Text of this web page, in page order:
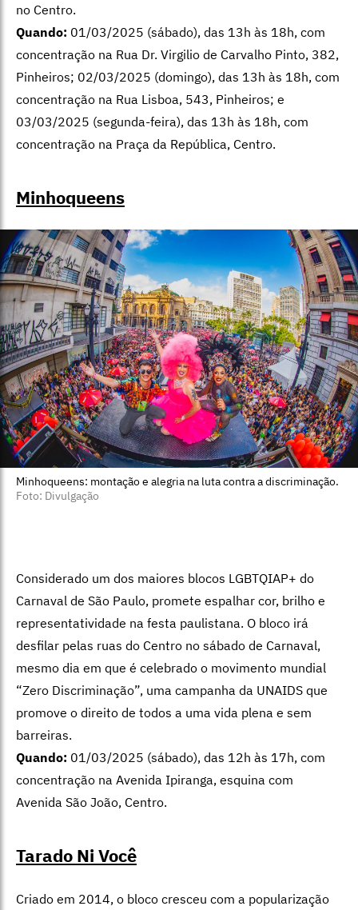
no Centro.
Quando: 01/03/2025 (sábado), das 13h às 18h, com
concentração na Rua Dr. Virgilio de Carvalho Pinto, 382,
Pinheiros; 02/03/2025 (domingo), das 13h às 18h, com
concentração na Rua Lisboa, 543, Pinheiros; e
03/03/2025 (segunda-feira), das 13h às 18h, com
concentração na Praça da República, Centro.
Minhoqueens
Minhoqueens: montação e alegria na luta contra a discriminação.
Foto: Divulgação
Considerado um dos maiores blocos LGBTQIAP+ do
Carnaval de São Paulo, promete espalhar cor, brilho e
representatividade na festa paulistana. O bloco irá
desfilar pelas ruas do Centro no sábado de Carnaval,
mesmo dia em que é celebrado o movimento mundial
“Zero Discriminação”, uma campanha da UNAIDS que
promove o direito de todos a uma vida plena e sem
barreiras.
Quando: 01/03/2025 (sábado), das 12h às 17h, com
concentração na Avenida Ipiranga, esquina com
Avenida São João, Centro.
Tarado Ni Você
Criado em 2014, o bloco cresceu com a popularização